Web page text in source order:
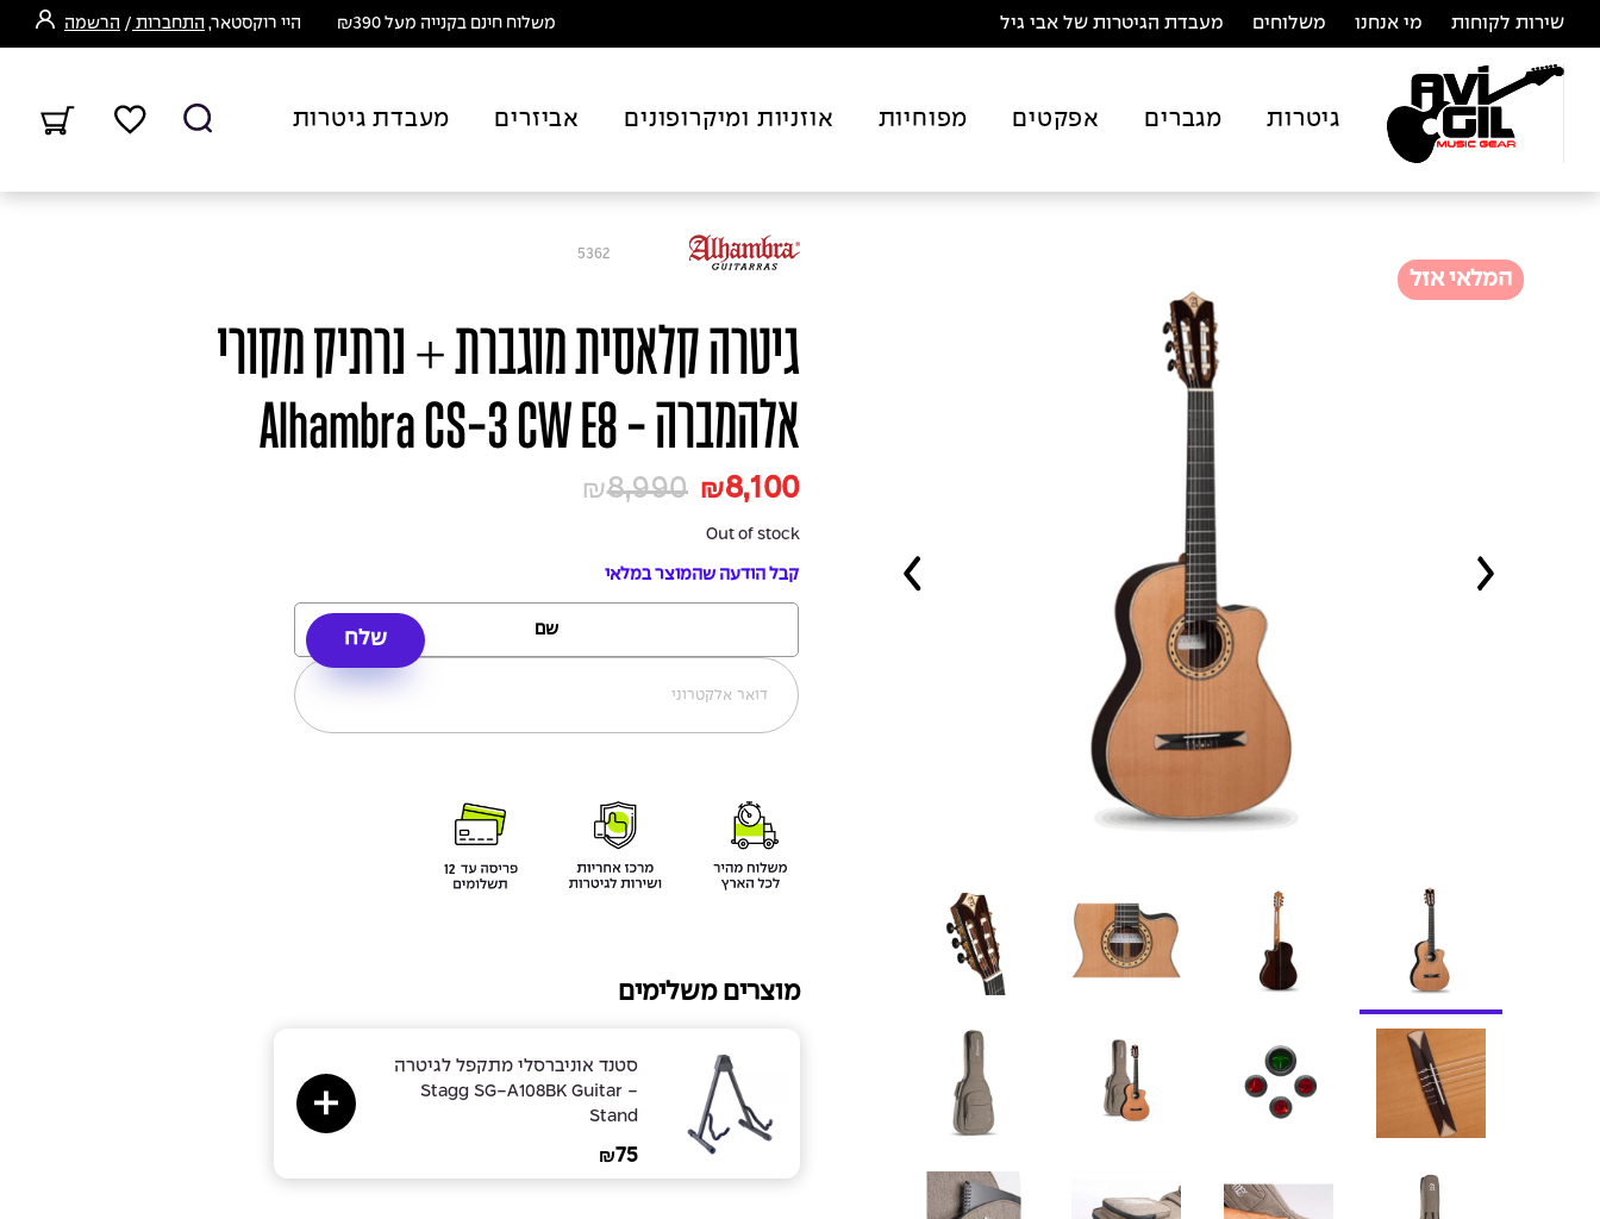
שירות לקוחות מי אנחנו משלוחים מעבדת הגיטרות של אבי גיל משלוח חינם בקנייה מעל ₪390 היי רוקסטאר, התחברות / הרשמה
גיטרות מגברים אפקטים מפוחיות אוזניות ומיקרופונים אביזרים מעבדת גיטרות
המלאי אזל
5362
גיטרה קלאסית מוגברת + נרתיק מקורי
אלהמברה - Alhambra CS-3 CW E8
₪8,990 ₪8,100
Out of stock
קבל הודעה שהמוצר במלאי
מוצרים משלימים
סטנד אוניברסלי מתקפל לגיטרה
- Stagg SG-A108BK Guitar
Stand
₪75